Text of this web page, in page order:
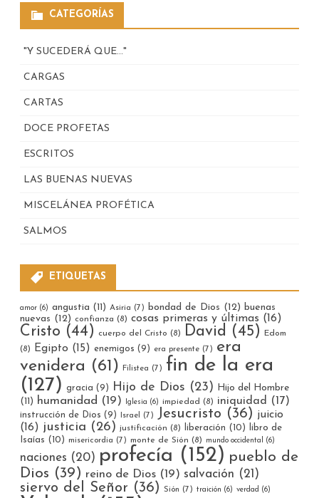
CATEGORÍAS
"Y SUCEDERÁ QUE…"
CARGAS
CARTAS
DOCE PROFETAS
ESCRITOS
LAS BUENAS NUEVAS
MISCELÁNEA PROFÉTICA
SALMOS
ETIQUETAS
amor (6) angustia (11) Asiria (7) bondad de Dios (12) buenas
nuevas (12) confianza (8) cosas primeras y últimas (16)
Cristo (44) cuerpo del Cristo (8) David (45)
Edom
(8)
Egipto (15) enemigos (9) era presente (7) era
venidera (61) Filistea (7) fin de la era
(127) gracia (9) Hijo de Dios (23)
Hijo del Hombre
(11)
humanidad (19) Iglesia (6) impiedad (8) iniquidad (17)
instrucción de Dios (9) Israel (7) Jesucristo (36) juicio
(16) justicia (26) justificación (8) liberación (10)
libro de
Isaías (10) misericordia (7) monte de Sión (8) mundo occidental (6)
naciones (20) profecía (152) pueblo de
Dios (39) reino de Dios (19) salvación (21)
siervo del Señor (36) Sión (7) traición (6) verdad (6)